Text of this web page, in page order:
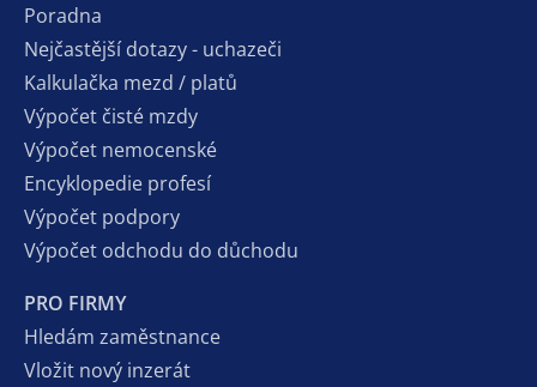
Poradna
Nejčastější dotazy - uchazeči
Kalkulačka mezd / platů
Výpočet čisté mzdy
Výpočet nemocenské
Encyklopedie profesí
Výpočet podpory
Výpočet odchodu do důchodu
PRO FIRMY
Hledám zaměstnance
Vložit nový inzerát